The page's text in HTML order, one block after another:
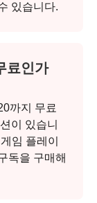
있습니다.
료인가
까지 무료
이 있습니
임 플레이
독을 구매해